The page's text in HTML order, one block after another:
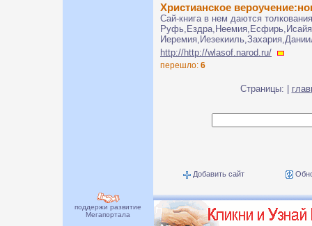
Христианское
Сай-книга в нем даются
http://http://wlasof.narod.ru/
перешло: 6
Страницы: |
Добавить сайт
поддержи развитие
Мегапортала